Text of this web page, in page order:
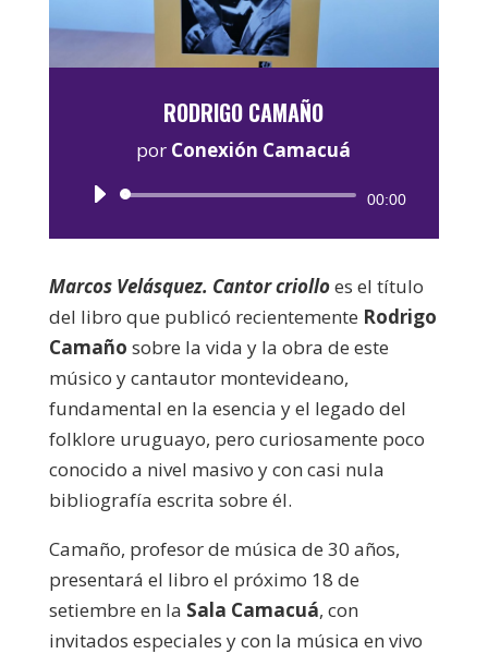
RODRIGO CAMAÑO
por Conexión Camacuá
Reproductor
00:00
Marcos Velásquez. Cantor criolloes el título
del libro que publicó recientemente Rodrigo
Camaño sobre la vida y la obra de este
músico y cantautor montevideano,
fundamental en la esencia y el legado del
folklore uruguayo, pero curiosamente poco
conocido a nivel masivo y con casi nula
bibliografía escrita sobre él.
Camaño, profesor de música de 30 años,
presentará el libro el próximo 18 de
setiembre en la Sala Camacuá, con
invitados especiales y con la música en vivo